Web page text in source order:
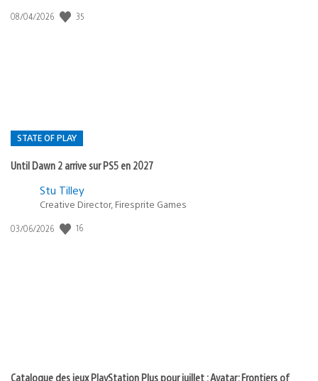
Date
08/04/2026 35
STATE OF PLAY
Until Dawn 2 arrive sur PS5 en 2027
Postée
:
Stu Tilley
Creative Director, Firesprite Games
Date
03/06/2026 16
Catalogue des jeux PlayStation Plus pour juillet : Avatar: Frontiers of